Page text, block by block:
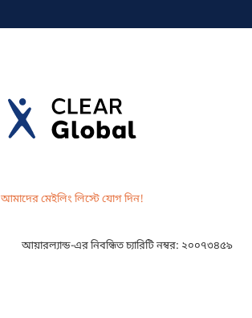
আমাদের মেইলিং লিস্টে যোগ দিন!
আয়ারল্যান্ড-এর নিবন্ধিত চ্যারিটি নম্বর: ২০০৭৩৪৫৯